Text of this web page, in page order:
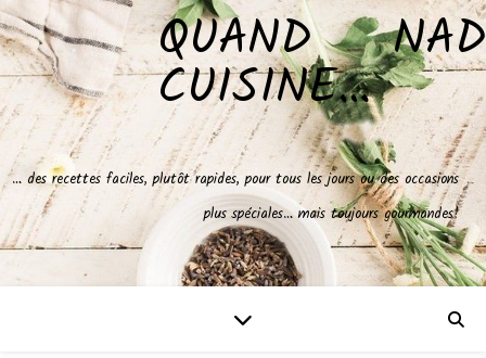
QUAND NAD
CUISINE…
… des recettes faciles, plutôt rapides, pour tous les jours ou des occasions
plus spéciales… mais toujours gourmandes!